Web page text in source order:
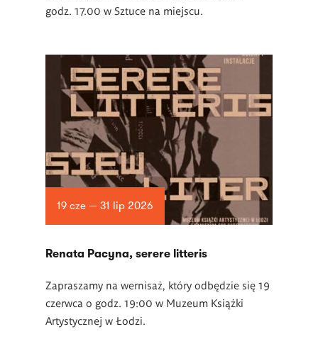
godz. 17.00 w Sztuce na miejscu.
19 cze — 31 lip 2026
Renata Pacyna, serere litteris
Zapraszamy na wernisaż, który odbędzie się 19
czerwca o godz. 19:00 w Muzeum Książki
Artystycznej w Łodzi.